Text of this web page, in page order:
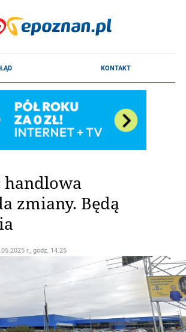
handlowa
zmiany. Będą
r., godz. 14.25